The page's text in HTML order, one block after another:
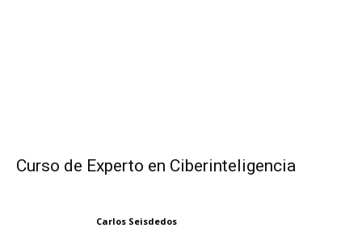
Curso de Experto en Ciberinteligencia
Carlos Seisdedos